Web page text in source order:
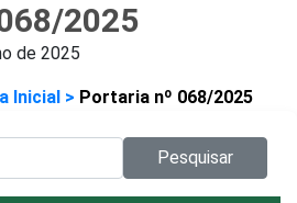
2025
de 2025
Inicial > Portaria nº 068/2025
Pesquisar